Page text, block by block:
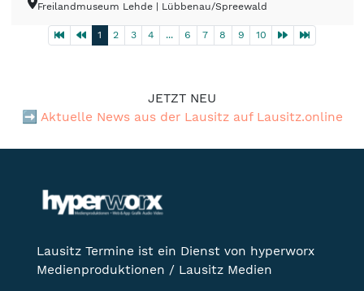
Freilandmuseum Lehde | Lübbenau/Spreewald
1 2 3 4 ... 6 7 8 9 10
JETZT NEU
➡️ Aktuelle News aus der Lausitz auf Lausitz.online
Lausitz Termine ist ein Dienst von hyperworx
Medienproduktionen / Lausitz Medien